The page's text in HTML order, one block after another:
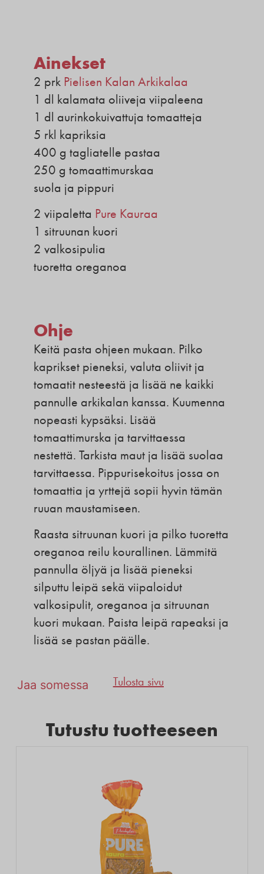
Ainekset
2 prk Pielisen Kalan Arkikalaa
1 dl kalamata oliiveja viipaleena
1 dl aurinkokuivattuja tomaatteja
5 rkl kapriksia
400 g tagliatelle pastaa
250 g tomaattimurskaa
suola ja pippuri
2 viipaletta Pure Kauraa
1 sitruunan kuori
2 valkosipulia
tuoretta oreganoa
Ohje
Keitä pasta ohjeen mukaan. Pilko
kaprikset pieneksi, valuta oliivit ja
tomaatit nesteestä ja lisää ne kaikki
pannulle arkikalan kanssa. Kuumenna
nopeasti kypsäksi. Lisää
tomaattimurska ja tarvittaessa
nestettä. Tarkista maut ja lisää suolaa
tarvittaessa. Pippurisekoitus jossa on
tomaattia ja yrttejä sopii hyvin tämän
ruuan maustamiseen.
Raasta sitruunan kuori ja pilko tuoretta
oreganoa reilu kourallinen. Lämmitä
pannulla öljyä ja lisää pieneksi
silputtu leipä sekä viipaloidut
valkosipulit, oreganoa ja sitruunan
kuori mukaan. Paista leipä rapeaksi ja
lisää se pastan päälle.
Jaa somessa Tulosta sivu
Tutustu tuotteeseen